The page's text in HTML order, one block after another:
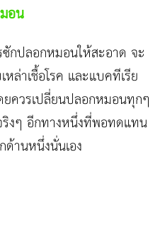
อน
กปลอกหมอนให้สะอาด จะ
ล่าเชื้อโรค และแบคทีเรีย
ควรเปลี่ยนปลอกหมอนทุกๆ
งๆ อีกทางหนึ่งที่พอทดแทน
านหนึ่งนั่นเอง